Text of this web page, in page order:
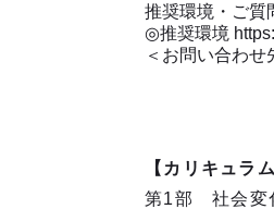
推奨環境・ご質
◎推奨環境
＜お問い合わせ
「広
〒104-
【カリキュラム
第1部 社会変